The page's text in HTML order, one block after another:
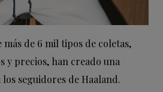
más de 6 mil tipos de coletas,
y precios, han creado una
seguidores de Haaland.